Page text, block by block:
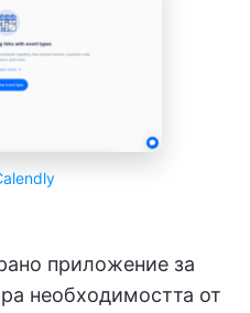
приложение за
необходимостта от